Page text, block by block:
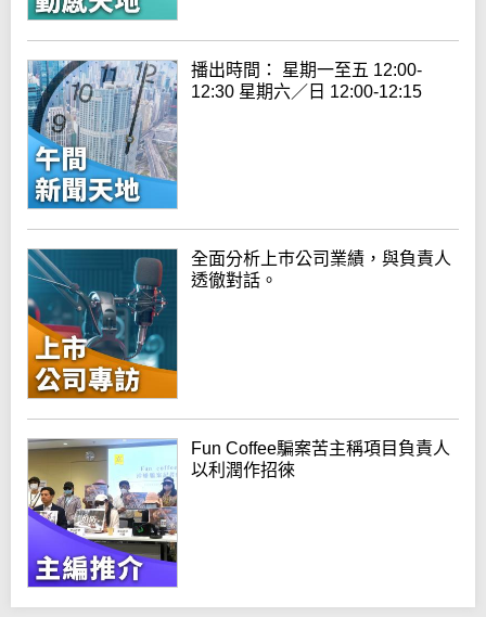
播出時間： 星期一至五 12:00-
12:30 星期六／日 12:00-12:15
全面分析上巿公司業績，與負責人
透徹對話。
Fun Coffee騙案苦主稱項目負責人
以利潤作招徠